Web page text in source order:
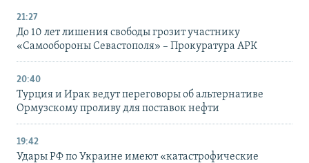
21:27
До 10 лет лишения свободы грозит участнику
«Самообороны Севастополя» – Прокуратура АРК
20:40
Турция и Ирак ведут переговоры об альтернативе
Ормузскому проливу для поставок нефти
19:42
Удары РФ по Украине имеют «катастрофические